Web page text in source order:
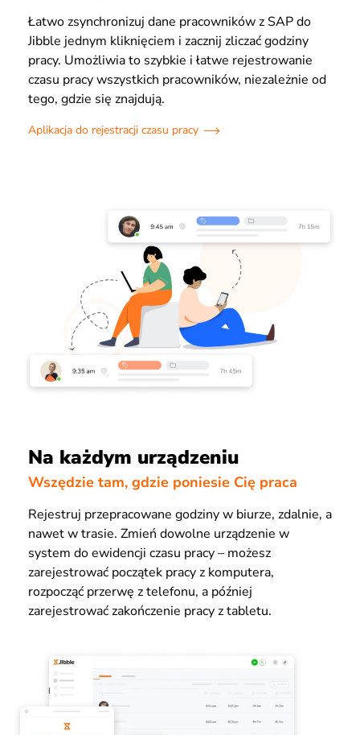
Łatwo zsynchronizuj dane pracowników z SAP do
Jibble jednym kliknięciem i zacznij zliczać godziny
pracy. Umożliwia to szybkie i łatwe rejestrowanie
czasu pracy wszystkich pracowników, niezależnie od
tego, gdzie się znajdują.
Aplikacja do rejestracji czasu pracy
Na każdym urządzeniu
Wszędzie tam, gdzie poniesie Cię praca
Rejestruj przepracowane godziny w biurze, zdalnie, a
nawet w trasie. Zmień dowolne urządzenie w
system do ewidencji czasu pracy – możesz
zarejestrować początek pracy z komputera,
rozpocząć przerwę z telefonu, a później
zarejestrować zakończenie pracy z tabletu.